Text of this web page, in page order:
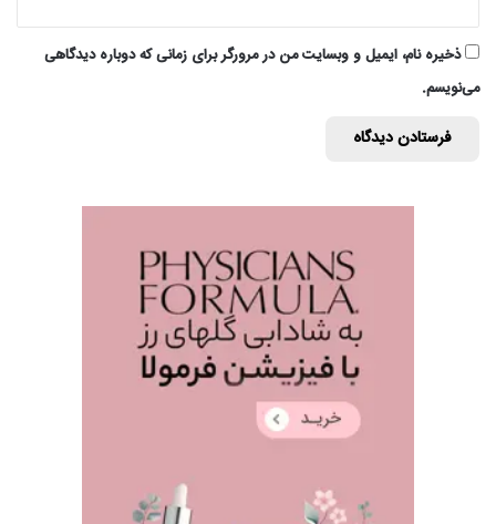
ذخیره نام، ایمیل و وبسایت من در مرورگر برای زمانی که دوباره دیدگاهی
می‌نویسم.